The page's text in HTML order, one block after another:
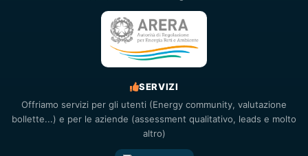
SERVIZI
Offriamo servizi per gli utenti (Energy community, valutazione
bollette...) e per le aziende (assessment qualitativo, leads e molto
altro)